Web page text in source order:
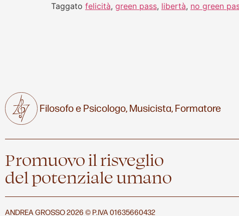
Taggato felicità, green pass, libertà, no green
Filosofo e Psicologo,Musicista,Formatore
Promuovo il risveglio
del potenziale umano
ANDREA GROSSO 2026 © P.IVA 01635660432